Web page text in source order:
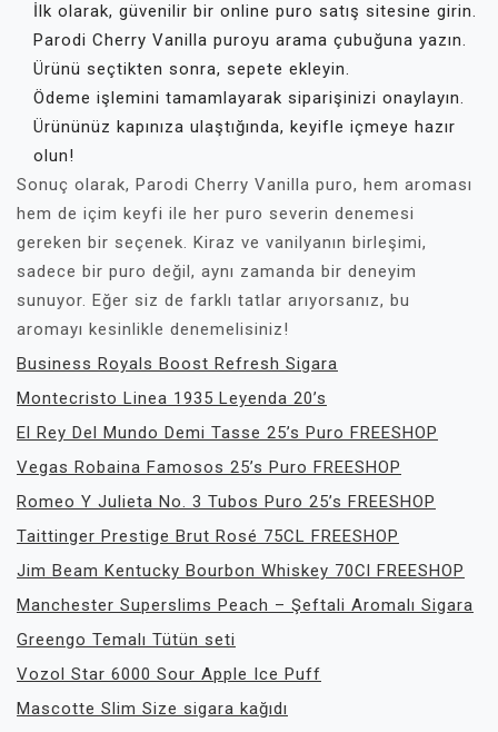
İlk olarak, güvenilir bir online puro satış sitesine girin.
Parodi Cherry Vanilla puroyu arama çubuğuna yazın.
Ürünü seçtikten sonra, sepete ekleyin.
Ödeme işlemini tamamlayarak siparişinizi onaylayın.
Ürününüz kapınıza ulaştığında, keyifle içmeye hazır
olun!
Sonuç olarak, Parodi Cherry Vanilla puro, hem aroması
hem de içim keyfi ile her puro severin denemesi
gereken bir seçenek. Kiraz ve vanilyanın birleşimi,
sadece bir puro değil, aynı zamanda bir deneyim
sunuyor. Eğer siz de farklı tatlar arıyorsanız, bu
aromayı kesinlikle denemelisiniz!
Business Royals Boost Refresh Sigara
Montecristo Linea 1935 Leyenda 20’s
El Rey Del Mundo Demi Tasse 25’s Puro FREESHOP
Vegas Robaina Famosos 25’s Puro FREESHOP
Romeo Y Julieta No. 3 Tubos Puro 25’s FREESHOP
Taittinger Prestige Brut Rosé 75CL FREESHOP
Jim Beam Kentucky Bourbon Whiskey 70Cl FREESHOP
Manchester Superslims Peach – Şeftali Aromalı Sigara
Greengo Temalı Tütün seti
Vozol Star 6000 Sour Apple Ice Puff
Mascotte Slim Size sigara kağıdı